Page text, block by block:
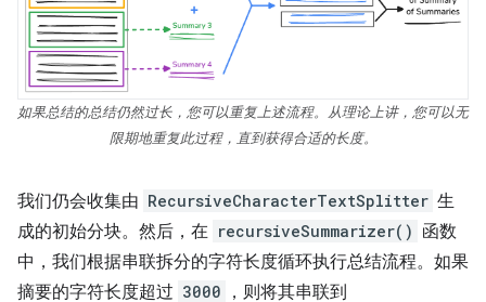
如果总结的总结仍然过长，您可以重复上述流程。从理论上讲，您可以无
限期地重复此过程，直到获得合适的长度。
我们仍会收集由 RecursiveCharacterTextSplitter 生
成的初始分块。然后，在 recursiveSummarizer() 函数
中，我们根据串联拆分的字符长度循环执行总结流程。如果
摘要的字符长度超过 3000 ，则将其串联到